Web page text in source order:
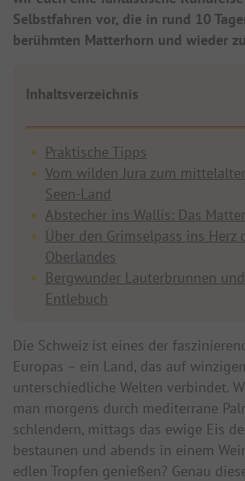
Selbstfahren vor, die in rund 10
berühmten Matterhorn und wieder
Inhaltsverzeichnis
Praktische Tipps
Vom wilden Jura zum
Seen-Land
Abstecher ins Wallis: Das
Über den Grimselpass ins Herz
Oberlandes
Bergwunder Lauterbrunnen
Entlebuch
Die Schweiz ist eines der
Europas – ein Land, das auf
unterschiedliche Welten verbindet.
man morgens durch mediterrane
schlendern, mittags das ewige Eis
bestaunen und abends in einem
edlen Tropfen genießen? Genau